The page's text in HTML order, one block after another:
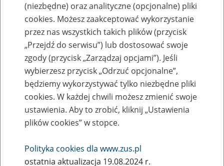
Szkolenia
Zaproś ZUS do siebie - zakładanie profili
eZUS w siedzibie Twojej firmy
Rodzaj wydarzenia
(niezbędne) oraz analityczne (opcjonalne) pliki
cookies. Możesz zaakceptować wykorzystanie
przez nas wszystkich takich plików (przycisk
„Przejdź do serwisu”) lub dostosować swoje
zgody (przycisk „Zarządzaj opcjami”). Jeśli
wybierzesz przycisk „Odrzuć opcjonalne”,
będziemy wykorzystywać tylko niezbędne pliki
cookies. W każdej chwili możesz zmienić swoje
ustawienia. Aby to zrobić, kliknij „Ustawienia
plików cookies” w stopce.
Polityka cookies dla www.zus.pl
ostatnia aktualizacja 19.08.2024 r.